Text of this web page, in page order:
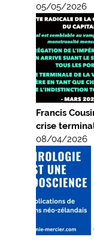
05/05/2026
Francis
crise
08/04/2026